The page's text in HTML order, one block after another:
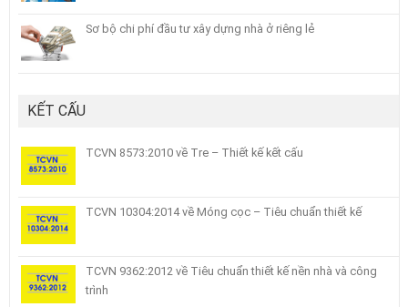
Sơ bộ chi phí đầu tư xây dựng nhà ở riêng lẻ
KẾT CẤU
TCVN 8573:2010 về Tre – Thiết kế kết cấu
TCVN 10304:2014 về Móng cọc – Tiêu chuẩn thiết kế
TCVN 9362:2012 về Tiêu chuẩn thiết kế nền nhà và công
trình